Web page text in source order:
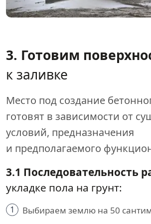
3. Готовим
к заливке
Место под создание
готовят в зависимости от
условий, предназначения
и предполагаемого
3.1 Последовательность
укладке пола на грунт:
1
Выбираем землю на 50